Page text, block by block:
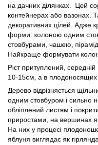
на дачних ділянках. Цей
контейнерах або вазонах.
декоративних цілей. Адже
форми: колоною одним
стовбурами, чашею,
Найкраще формувати
Ріст притуплений, середній
10-15см, а в плодоносящих
Дерево відрізняється
одним стовбуром і сильно
обліплений листям і
приростами, на вершинах
На них у процесі
яблуня виглядає як